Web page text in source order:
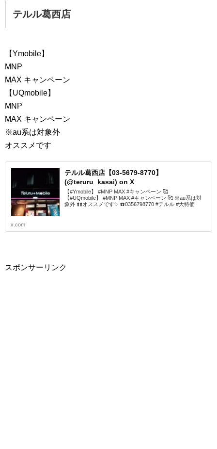
テルル葛西店
【Ymobile】
MNP
MAX キャンペーン
【UQmobile】
MNP
MAX キャンペーン
※au系は対象外
オススメです
テルル葛西店【03-5679-8770】
(@teruru_kasai) on X
【#Ymobile】 #MNP MAX #キャンペーン 🥰
【#UQmobile】 #MNP MAX #キャンペーン 🥰 ※au系は対
象外 ⬆️⬆️オススメです✨ ☎️0356798770 #テルル #大特価
x.com
スポンサーリンク